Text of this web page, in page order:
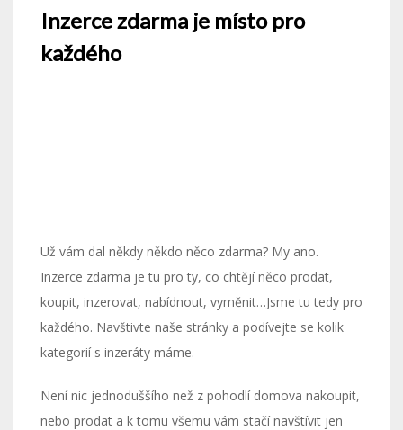
Inzerce zdarma je místo pro
každého
Už vám dal někdy někdo něco zdarma? My ano.
Inzerce zdarma je tu pro ty, co chtějí něco prodat,
koupit, inzerovat, nabídnout, vyměnit…Jsme tu tedy pro
každého. Navštivte naše stránky a podívejte se kolik
kategorií s inzeráty máme.
Není nic jednoduššího než z pohodlí domova nakoupit,
nebo prodat a k tomu všemu vám stačí navštívit jen